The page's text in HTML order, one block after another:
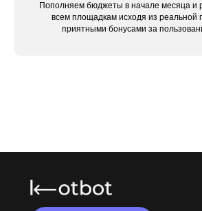
Пополняем бюджеты в начале месяца и
всем площадкам исходя из реальной
приятными бонусами за